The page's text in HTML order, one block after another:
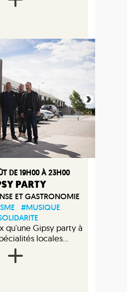
DE 19H00 À 23H00
PARTY
ET GASTRONOMIE
#MUSIQUE
qu'une Gipsy party à
locales...